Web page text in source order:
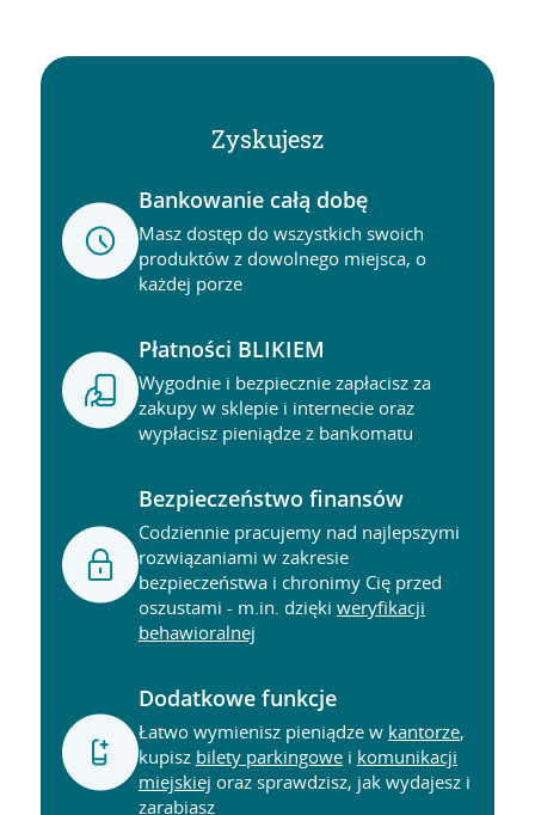
Zyskujesz
Bankowanie całą dobę
Masz dostęp do wszystkich swoich
produktów z dowolnego miejsca, o
każdej porze
Płatności BLIKIEM
Wygodnie i bezpiecznie zapłacisz za
zakupy w sklepie i internecie oraz
wypłacisz pieniądze z bankomatu
Bezpieczeństwo finansów
Codziennie pracujemy nad najlepszymi
rozwiązaniami w zakresie
bezpieczeństwa i chronimy Cię przed
oszustami - m.in. dzięki weryfikacji
behawioralnej
Dodatkowe funkcje
Łatwo wymienisz pieniądze w kantorze,
kupisz bilety parkingowei komunikacji
miejskiej oraz sprawdzisz, jak wydajesz i
zarabiasz